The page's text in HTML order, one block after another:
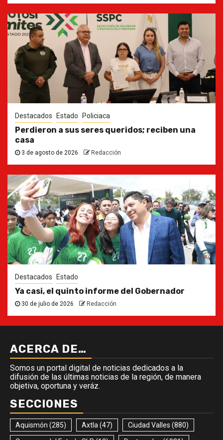
Destacados Estado Policiaca
Perdieron a sus seres queridos; reciben una
casa
3 de agosto de 2026 Redacción
Destacados Estado
Ya casi, el quinto informe del Gobernador
30 de julio de 2026 Redacción
ACERCA DE…
Somos un portal digital de noticias dedicados a la
difusión de las últimas noticias de la región, de manera
objetiva, oportuna y veráz.
SECCIONES
Aquismón (285) Axtla(47) Ciudad Valles (880)